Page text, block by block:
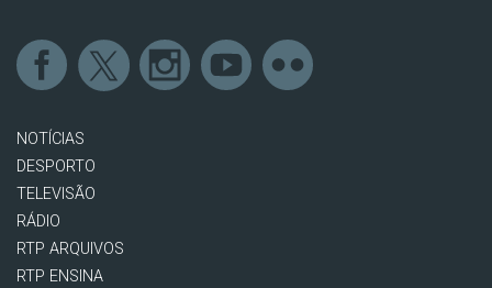
NOTÍCIAS
DESPORTO
TELEVISÃO
RÁDIO
RTP ARQUIVOS
RTP ENSINA